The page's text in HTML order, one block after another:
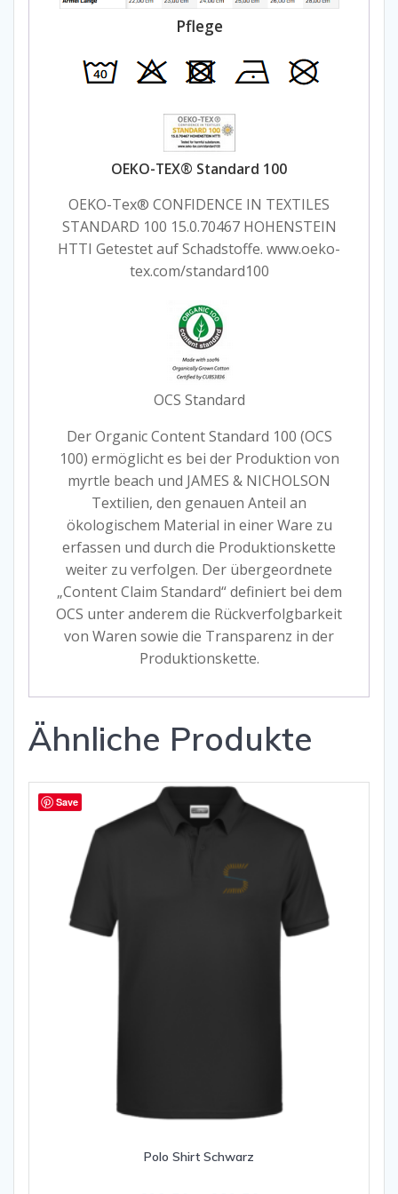
Pflege
OEKO-TEX® Standard 100
OEKO-Tex® CONFIDENCE IN TEXTILES
STANDARD 100 15.0.70467 HOHENSTEIN
HTTI Getestet auf Schadstoffe. www.oeko-
tex.com/standard100
OCS Standard
Der Organic Content Standard 100 (OCS
100) ermöglicht es bei der Produktion von
myrtle beach und JAMES & NICHOLSON
Textilien, den genauen Anteil an
ökologischem Material in einer Ware zu
erfassen und durch die Produktionskette
weiter zu verfolgen. Der übergeordnete
„Content Claim Standard“ definiert bei dem
OCS unter anderem die Rückverfolgbarkeit
von Waren sowie die Transparenz in der
Produktionskette.
Ähnliche Produkte
Save
Polo Shirt Schwarz